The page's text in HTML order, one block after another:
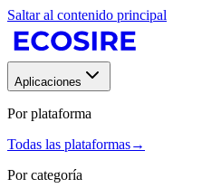
Saltar al contenido principal
Aplicaciones
Por plataforma
Todas las plataformas→
Por categoría